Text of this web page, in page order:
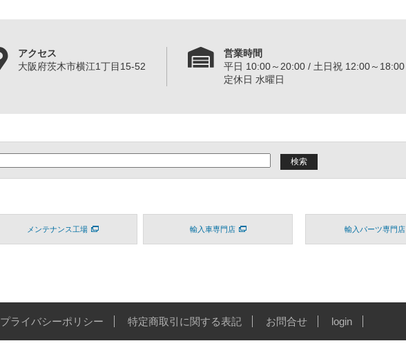
アクセス
大阪府茨木市横江1丁目15-52
営業時間
平日 10:00～20:00 / 土日祝 12:00～18:00
定休日 水曜日
メンテナンス工場 輸入車専門店 輸入パーツ専門店
プライバシーポリシー 特定商取引に関する表記 お問合せ login